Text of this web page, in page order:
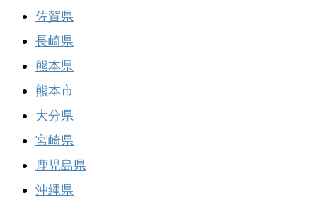
佐賀県
長崎県
熊本県
熊本市
大分県
宮崎県
鹿児島県
沖縄県